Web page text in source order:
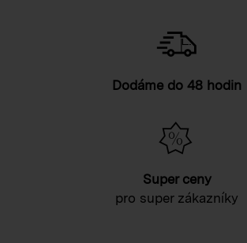
Dodáme do 48 hodin
Super ceny
pro super zákazníky